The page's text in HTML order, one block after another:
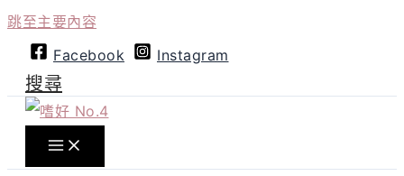
跳至主要內容
Facebook
Instagram
搜尋